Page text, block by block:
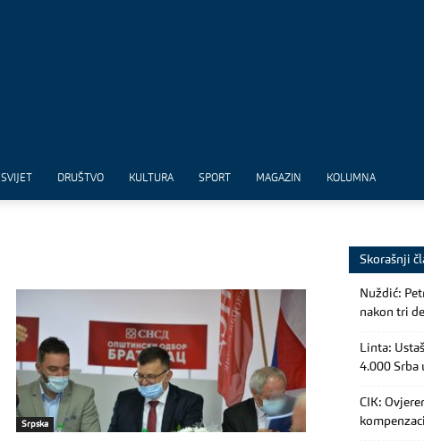
SVIJET DRUŠTVO KULTURA SPORT MAGAZIN KOLUMNA
Srpska
Skorašnji
Nuždić:
nakon tri
Linta:
4.000 Srba
CIK: